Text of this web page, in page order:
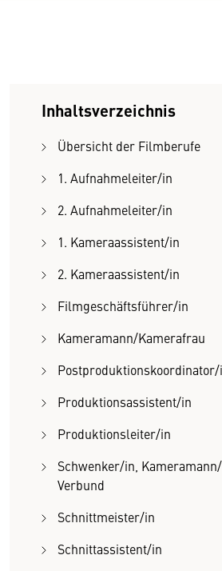
Inhaltsverzeichnis
Übersicht der Filmberufe
1. Aufnahmeleiter/in
2. Aufnahmeleiter/in
1. Kameraassistent/in
2. Kameraassistent/in
Filmgeschäftsführer/in
Kameramann/Kamerafrau
Produktionsassistent/in
Produktionsleiter/in
Schwenker/in,
Verbund
Schnittmeister/in
Schnittassistent/in